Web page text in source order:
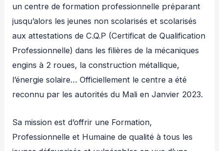
un centre de formation professionnelle préparant
jusqu’alors les jeunes non scolarisés et scolarisés
aux attestations de C.Q.P (Certificat de Qualification
Professionnelle) dans les filières de la mécaniques
engins à 2 roues, la construction métallique,
l’énergie solaire… Officiellement le centre a été
reconnu par les autorités du Mali en Janvier 2023.
Sa mission est d’offrir une Formation,
Professionnelle et Humaine de qualité à tous les